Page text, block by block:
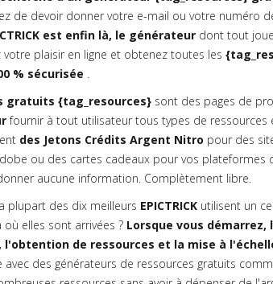
de devoir donner votre e-mail ou votre numéro
est enfin là, le générateur dont tout
votre plaisir en ligne et obtenez toutes les
% sécurisée .
gratuits {tag_resources} sont des pages de
fournir à tout utilisateur tous types de ressources
des Jetons Crédits Argent Nitro pour des
ou des cartes cadeaux pour vos plateformes
aucune information. Complètement libre.
plupart des dix meilleurs EPICTRICK utilisent un
où elles sont arrivées ? Lorsque vous
l'obtention de ressources et la mise à
avec des générateurs de ressources gratuits